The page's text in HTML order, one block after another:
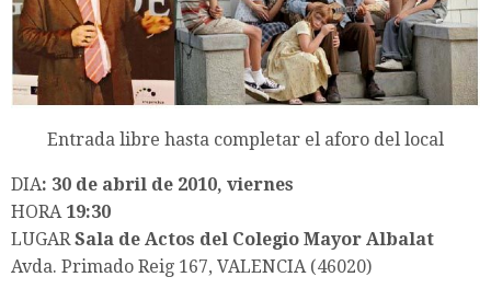
Entrada libre hasta completar el aforo del local
DIA: 30 de abril de 2010, viernes
HORA 19:30
LUGARSala de Actos del Colegio Mayor Albalat
Avda. Primado Reig 167, VALENCIA (46020)